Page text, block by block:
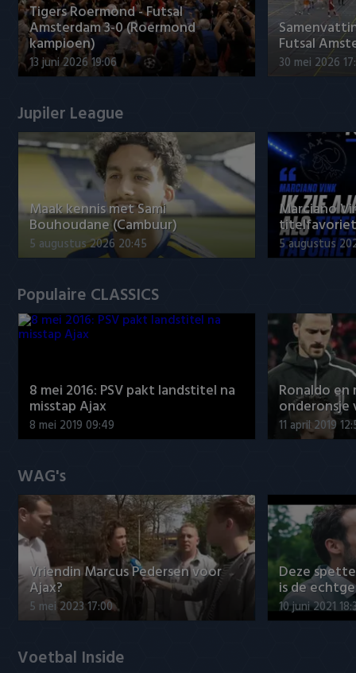
Tigers Roermond - Futsal
Amsterdam 3-0 (Roermond
kampioen)
13 juni 2026 19:06
Futsal
30 mei 2026
Jupiler League
Maak kennis met Sami
Bouhoudane (Cambuur)
5 augustus 2026 20:45
Marciano
5 augustus
Populaire CLASSICS
8 mei 2016: PSV pakt landstitel na
misstap Ajax
8 mei 2019 09:49
Ronaldo
onderonsje
11 april 2019
WAG's
Vriendin Marcus Pedersen voor
Ajax?
5 mei 2023 17:00
Deze
is de
10 juni 2021
Voetbal Inside